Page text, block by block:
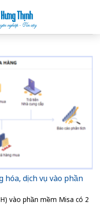
dịch vụ vào phần
vào phần mềm Misa có 2